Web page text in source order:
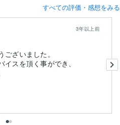
すべての評価・感想をみる
3年以上前
ざいました。
スを頂く事ができ、